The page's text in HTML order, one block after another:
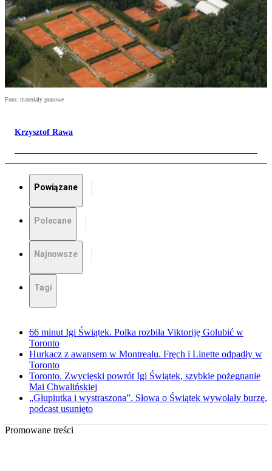
Foto: materiały prasowe
Krzysztof Rawa
Powiązane
Polecane
Najnowsze
Tagi
66 minut Igi Świątek. Polka rozbiła Viktoriję Golubić w
Toronto
Hurkacz z awansem w Montrealu. Fręch i Linette odpadły w
Toronto
Toronto. Zwycięski powrót Igi Świątek, szybkie pożegnanie
Mai Chwalińskiej
„Głupiutka i wystraszona”. Słowa o Świątek wywołały burzę,
podcast usunięto
Promowane treści